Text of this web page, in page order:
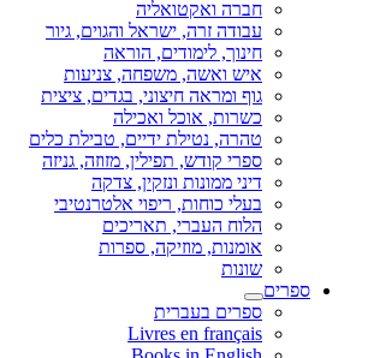
חברה ואקטואליה
עבודה זרה, ישראל והגוים, גיור
חינוך, לימודים, הוראה
איש ואשה, משפחה, צניעות
גוף ומראה חיצוני, בגדים, ציצית
כשרות, אוכל ואכילה
טהרה, נטילת ידיים, טבילת כלים
ספרי קודש, תפילין, מזוזה, גניזה
דיני ממונות ונזקין, צדקה
בעלי כוחות, ריפוי אלטרנטיבי
הלוח העברי, תאריכים
אומנות, מוזיקה, ספרות
שונות
ספרים
ספרים בעברית
Livres en français